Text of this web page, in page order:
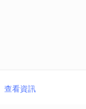
查看資訊